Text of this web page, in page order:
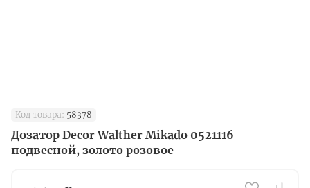
Код товара: 58378
Дозатор Decor Walther Mikado 0521116
подвесной, золото розовое